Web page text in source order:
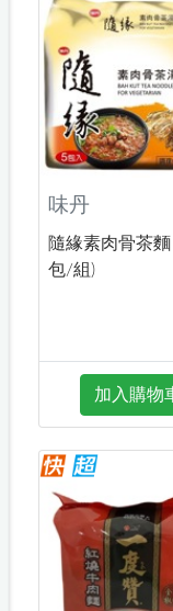
味丹
隨緣素肉骨茶麵
包/組)
加入購物